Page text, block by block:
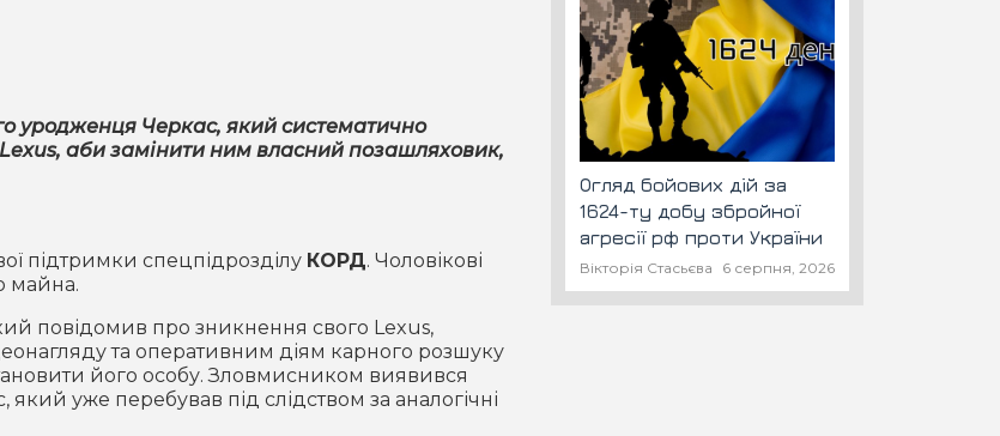
уродженця Черкас, який систематично
аби замінити ним власний позашляховик,
підтримки спецпідрозділу КОРД. Чоловікові
майна.
повідомив про зникнення свого Lexus,
та оперативним діям карного розшуку
його особу. Зловмисником виявився
уже перебував під слідством за аналогічні
Огляд бойових дій за
1624-ту добу збройної
агресії рф проти України
Вікторія Стасьєва 6 серпня, 2026